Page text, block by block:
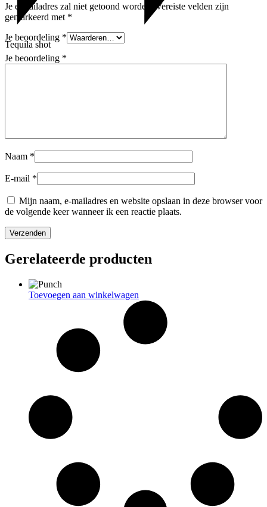
Tequila shot
Je e-mailadres zal niet getoond worden.
Vereiste velden zijn
gemarkeerd met *
Je beoordeling *
Je beoordeling *
Naam *
E-mail *
Mijn naam, e-mailadres en website opslaan in deze browser voor
de volgende keer wanneer ik een reactie plaats.
Gerelateerde producten
Toevoegen aan winkelwagen